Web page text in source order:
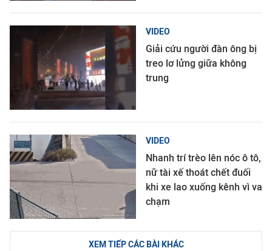
VIDEO
Giải cứu người đàn ông bị
treo lơ lửng giữa không
trung
VIDEO
Nhanh trí trèo lên nóc ô tô,
nữ tài xế thoát chết đuối
khi xe lao xuống kênh vì va
chạm
XEM TIẾP CÁC BÀI KHÁC